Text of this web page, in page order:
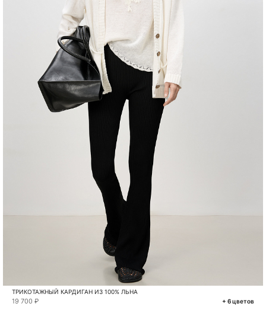
ТРИКОТАЖНЫЙ КАРДИГАН ИЗ 100% ЛЬНА
19 700 ₽ + 6 цветов